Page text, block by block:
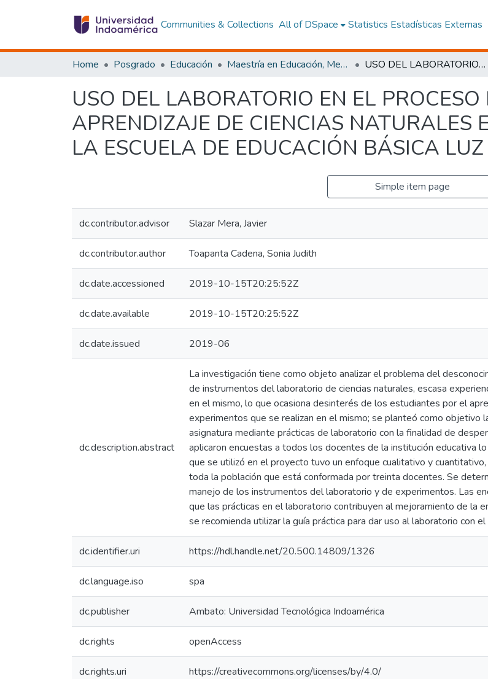
Communities & Collections All of DSpace Statistics Estadísticas Externas
Home Posgrado Educación Maestría en Educación, Mención Innovación y Liderazgo Educativo USO DEL LABORATORIO EN EL PROCESO DE ENSEÑANZA APRENDIZAJE DE CIENCIAS NATURALES EN LOS ESTUDIANTES DE LA ESCUELA DE EDUCACIÓN BÁSICA LUZ DE AMÉRICA
USO DEL LABORATORIO EN EL
APRENDIZAJE DE CIENCIAS NATURALES
LA ESCUELA DE EDUCACIÓN BÁSICA
Simple item page
dc.contributor.advisor Slazar Mera, Javier
dc.contributor.author Toapanta Cadena, Sonia Judith
dc.date.accessioned 2019-10-15T20:25:52Z
dc.date.available 2019-10-15T20:25:52Z
dc.date.issued 2019-06
dc.description.abstract
La investigación tiene como objeto analizar el problema del
de instrumentos del laboratorio de ciencias naturales, escasa
en el mismo, lo que ocasiona desinterés de los estudiantes por el
experimentos que se realizan en el mismo; se planteó como objetivo
asignatura mediante prácticas de laboratorio con la finalidad de
aplicaron encuestas a todos los docentes de la institución educativa
que se utilizó en el proyecto tuvo un enfoque cualitativo y
toda la población que está conformada por treinta docentes. Se
manejo de los instrumentos del laboratorio y de experimentos. Las
que las prácticas en el laboratorio contribuyen al mejoramiento de la
se recomienda utilizar la guía práctica para dar uso al laboratorio con
dc.identifier.uri https://hdl.handle.net/20.500.14809/1326
dc.language.iso spa
dc.publisher Ambato: Universidad Tecnológica Indoamérica
dc.rights openAccess
dc.rights.uri https://creativecommons.org/licenses/by/4.0/